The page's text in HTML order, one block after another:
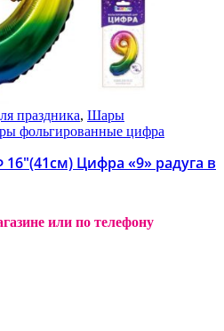
праздника, Шары
фольгированные цифра
Цифра «9» радуга в
или по телефону